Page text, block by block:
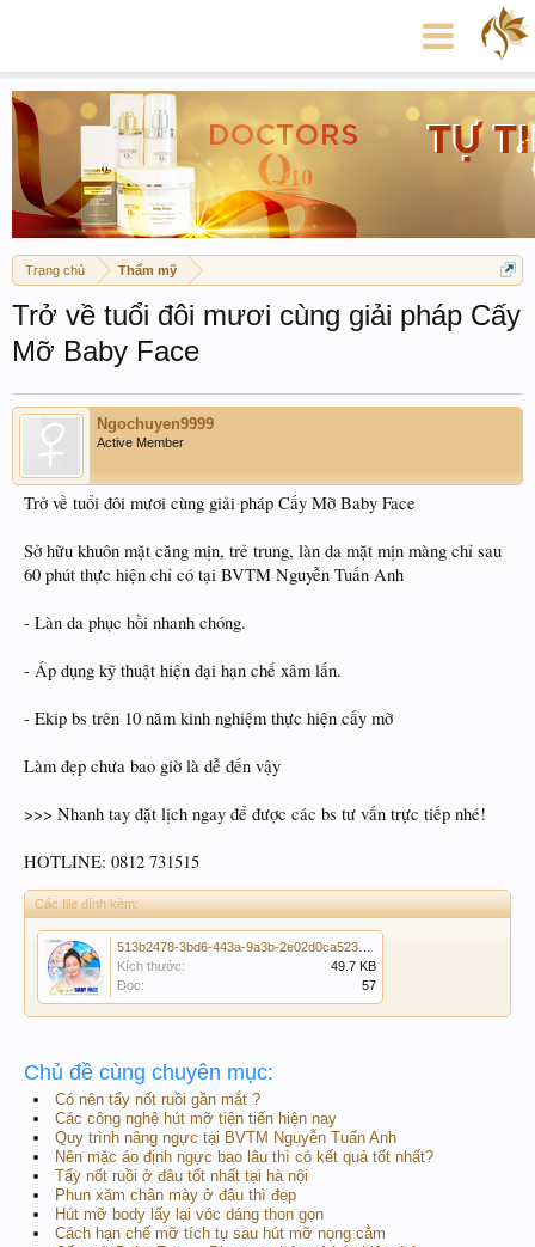
Trang chủ Thẩm mỹ
Trở về tuổi đôi mươi cùng giải pháp Cấy
Mỡ Baby Face
Ngochuyen9999
Active Member
Trở về tuổi đôi mươi cùng giải pháp Cấy Mỡ Baby Face
Sở hữu khuôn mặt căng mịn, trẻ trung, làn da mặt mịn màng chỉ sau
60 phút thực hiện chỉ có tại BVTM Nguyễn Tuấn Anh
- Làn da phục hồi nhanh chóng.
- Áp dụng kỹ thuật hiện đại hạn chế xâm lấn.
- Ekip bs trên 10 năm kinh nghiệm thực hiện cấy mỡ
Làm đẹp chưa bao giờ là dễ đến vậy
>>> Nhanh tay đặt lịch ngay để được các bs tư vấn trực tiếp nhé!
HOTLINE: 0812 731515
Các file đính kèm:
Kích thước:
49.7 KB
Đọc:
57
Chủ đề cùng chuyên mục:
Có nên tẩy nốt ruồi gần mắt ?
Các công nghệ hút mỡ tiên tiến hiện nay
Quy trình nâng ngực tại BVTM Nguyễn Tuấn Anh
Nên mặc áo định ngực bao lâu thì có kết quả tốt nhất?
Tẩy nốt ruồi ở đâu tốt nhất tại hà nội
Phun xăm chân mày ở đâu thì đẹp
Hút mỡ body lấy lại vóc dáng thon gọn
Cách hạn chế mỡ tích tụ sau hút mỡ nọng cằm